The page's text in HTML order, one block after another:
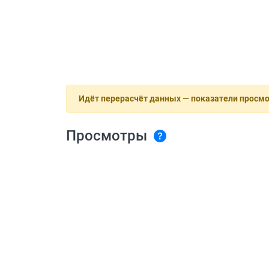
Идёт перерасчёт данных — показатели
Просмотры